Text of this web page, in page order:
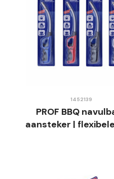
1452139
PROF BBQ
aansteker |